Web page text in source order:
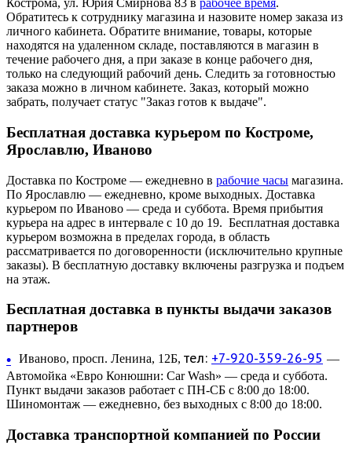
Кострома, ул. Юрия Смирнова 83 в рабочее время.
Обратитесь к сотруднику магазина и назовите номер заказа из
личного кабинета. Обратите внимание, товары, которые
находятся на удаленном складе, поставляются в магазин в
течение рабочего дня, а при заказе в конце рабочего дня,
только на следующий рабочий день. Следить за готовностью
заказа можно в личном кабинете. Заказ, который можно
забрать, получает статус "Заказ готов к выдаче".
Бесплатная доставка курьером по Костроме,
Ярославлю, Иваново
Доставка по Костроме — ежедневно в рабочие часы магазина.
По Ярославлю — ежедневно, кроме выходных. Доставка
курьером по Иваново — среда и суббота. Время прибытия
курьера на адрес в интервале с 10 до 19. Бесплатная доставка
курьером возможна в пределах города, в область
рассматривается по договоренности (исключительно крупные
заказы). В бесплатную доставку включены разгрузка и подъем
на этаж.
Бесплатная доставка в пункты выдачи заказов
партнеров
• Иваново, просп. Ленина, 12Б, тел: +7-920-359-26-95 —
Автомойка «Евро Конюшни: Car Wash» — среда и суббота.
Пункт выдачи заказов работает с ПН-СБ с 8:00 до 18:00.
Шиномонтаж — ежедневно, без выходных с 8:00 до 18:00.
Доставка транспортной компанией по России